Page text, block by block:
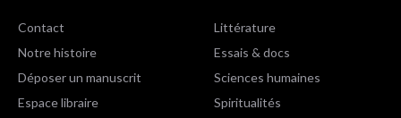
Contact
Notre histoire
Déposer un manuscrit
Espace libraire
Littérature
Essais & docs
Sciences humaines
Spiritualités